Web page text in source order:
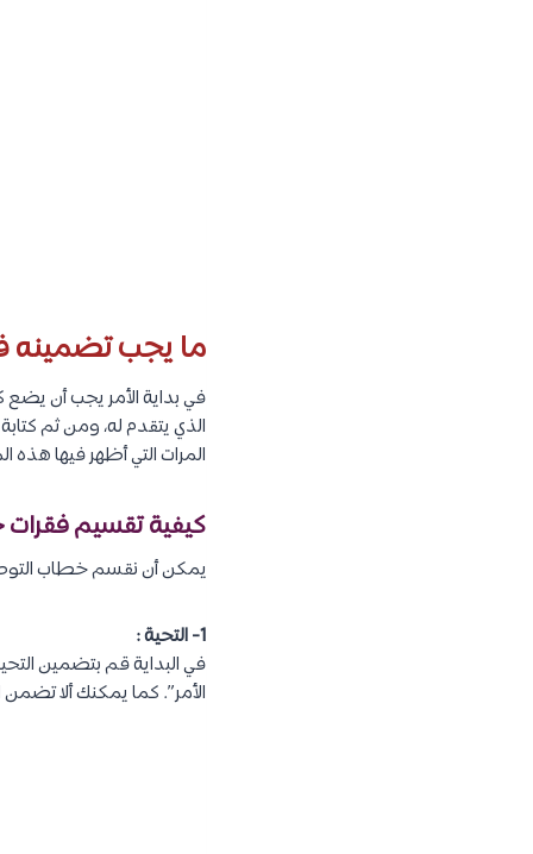
ما يجب تضمينه
في بداية الأمر يجب أن
الذي يتقدم له، ومن ثم
المرات التي أظهر فيها هذه
كيفية تقسيم
يمكن أن نقسم خطاب التوصية الى 5
1- التحية :
في البداية قم بتضمين
الأمر”. كما يمكنك ألا